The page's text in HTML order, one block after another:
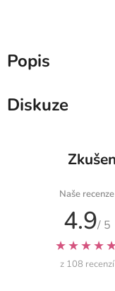
Popis
Diskuze
Naše recenze
4.9/ 5
z 108 recenzí